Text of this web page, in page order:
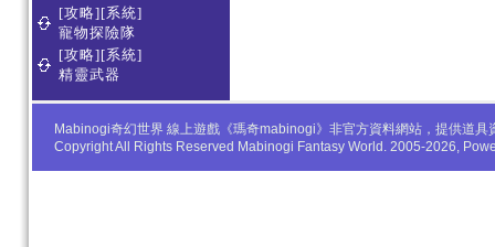
[攻略][系統]
寵物探險隊
[攻略][系統]
精靈武器
Mabinogi奇幻世界 線上遊戲《瑪奇mabinogi》非官方資料網站，提供道
Copyright All Rights Reserved Mabinogi Fantasy World. 2005-2026,